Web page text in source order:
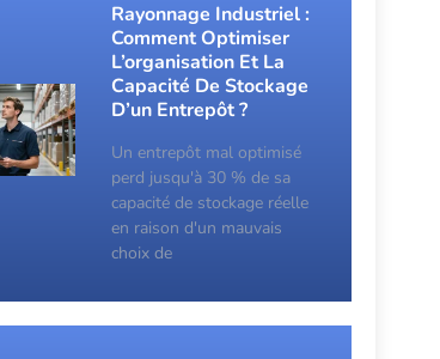
Rayonnage Industriel :
Comment Optimiser
L’organisation Et La
Capacité De Stockage
D’un Entrepôt ?
Un entrepôt mal optimisé
perd jusqu'à 30 % de sa
capacité de stockage réelle
en raison d'un mauvais
choix de